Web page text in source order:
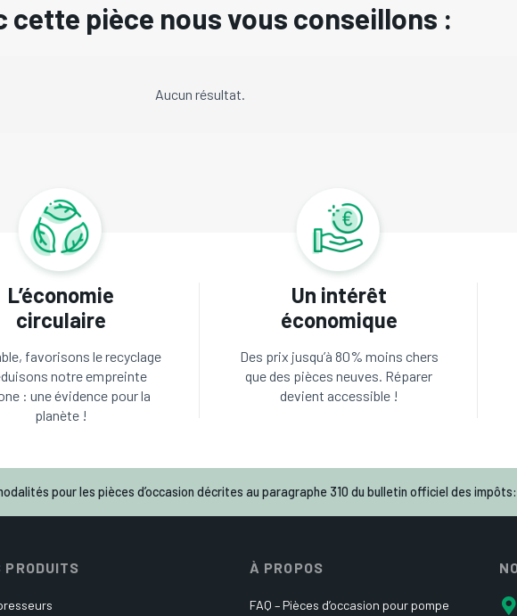
cette pièce nous vous conseillons :
Aucun résultat.
L’économie
circulaire
favorisons le recyclage
notre empreinte
: une évidence pour la
planète !
Un intérêt
économique
Des prix jusqu’à 80% moins chers
que des pièces neuves. Réparer
devient accessible !
pour les pièces d’occasion décrites au paragraphe 310 du bulletin officiel des impôts:
PRODUITS À PROPOS
FAQ – Pièces d’occasion pour pompe